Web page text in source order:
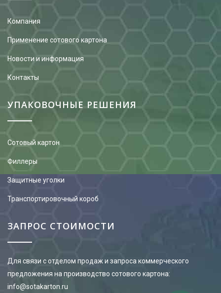
Компания
Применение сотового картона
Новости и информация
Контакты
УПАКОВОЧНЫЕ РЕШЕНИЯ
Сотовый картон
Филлеры
Защитные уголки
Транспортировочный короб
ЗАПРОС СТОИМОСТИ
Для связи с отделом продаж и запроса коммерческого
предложения на производство сотового картона:
info@sotakarton.ru